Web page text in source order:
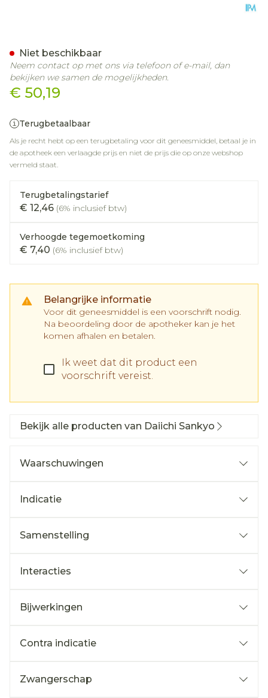
€ 50,19
Terugbetaalbaar
Als je recht hebt op een terugbetaling voor dit geneesmiddel, betaal je in
de apotheek een verlaagde prijs en niet de prijs die op onze webshop
vermeld staat.
Terugbetalingstarief
€ 12,46 (6% inclusief btw)
Verhoogde tegemoetkoming
€ 7,40 (6% inclusief btw)
Belangrijke informatie
Voor dit geneesmiddel is een voorschrift nodig.
Na beoordeling door de apotheker kan je het
komen afhalen en betalen.
Ik weet dat dit product een
voorschrift vereist.
Niet beschikbaar
Neem contact op met ons via telefoon of e-mail, dan
bekijken we samen de mogelijkheden.
Bekijk alle producten van Daiichi Sankyo
Waarschuwingen
Indicatie
Samenstelling
Interacties
Bijwerkingen
Contra indicatie
Zwangerschap